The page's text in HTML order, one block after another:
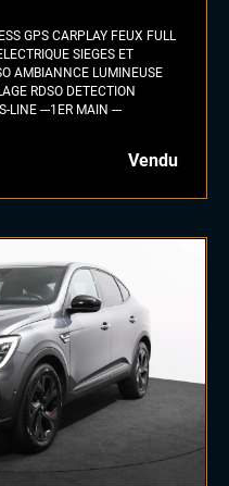
GPS CARPLAY FEUX FULL
SIEGES ET
AMBIANNCE LUMINEUSE
RDSO DETECTION
LINE ---1ER MAIN ---
Vendu